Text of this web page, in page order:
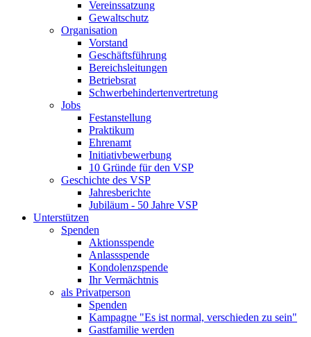
Vereinssatzung
Gewaltschutz
Organisation
Vorstand
Geschäftsführung
Bereichsleitungen
Betriebsrat
Schwerbehindertenvertretung
Jobs
Festanstellung
Praktikum
Ehrenamt
Initiativbewerbung
10 Gründe für den VSP
Geschichte des VSP
Jahresberichte
Jubiläum - 50 Jahre VSP
Unterstützen
Spenden
Aktionsspende
Anlassspende
Kondolenzspende
Ihr Vermächtnis
als Privatperson
Spenden
Kampagne "Es ist normal, verschieden zu sein"
Gastfamilie werden